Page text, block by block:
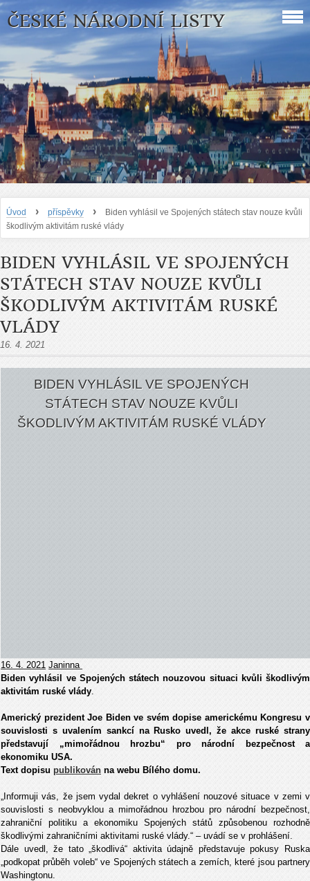
ČESKÉ NÁRODNÍ LISTY
Úvod › příspěvky ›
Biden vyhlásil ve Spojených státech stav nouze kvůli
škodlivým aktivitám ruské vlády
BIDEN VYHLÁSIL VE SPOJENÝCH
STÁTECH STAV NOUZE KVŮLI
ŠKODLIVÝM AKTIVITÁM RUSKÉ
VLÁDY
16. 4. 2021
BIDEN VYHLÁSIL VE SPOJENÝCH
STÁTECH STAV NOUZE KVŮLI
ŠKODLIVÝM AKTIVITÁM RUSKÉ VLÁDY
16. 4. 2021 Janinna
Biden vyhlásil ve Spojených státech nouzovou situaci kvůli škodlivým
aktivitám ruské vlády.
Americký prezident Joe Biden ve svém dopise americkému Kongresu v
souvislosti s uvalením sankcí na Rusko uvedl, že akce ruské strany
představují „mimořádnou hrozbu“ pro národní bezpečnost a
ekonomiku USA.
Text dopisu publikován na webu Bílého domu.
„Informuji vás, že jsem vydal dekret o vyhlášení nouzové situace v zemi v
souvislosti s neobvyklou a mimořádnou hrozbou pro národní bezpečnost,
zahraniční politiku a ekonomiku Spojených států způsobenou rozhodně
škodlivými zahraničními aktivitami ruské vlády.“ – uvádí se v prohlášení.
Dále uvedl, že tato „škodlivá“ aktivita údajně představuje pokusy Ruska
„podkopat průběh voleb“ ve Spojených státech a zemích, které jsou partnery
Washingtonu.